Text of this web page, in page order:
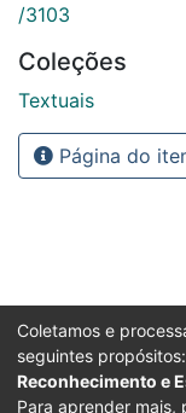
/3103
Coleções
Textuais
Página do
Coletamos e
seguintes propósitos:
Reconhecimento e
Para aprender mais,